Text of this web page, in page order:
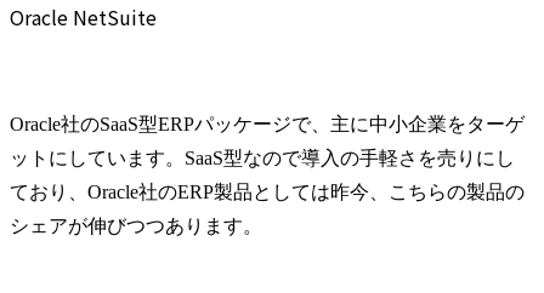
Oracle NetSuite
Oracle社のSaaS型ERPパッケージで、主に中小企業をターゲ
ットにしています。SaaS型なので導入の手軽さを売りにし
ており、Oracle社のERP製品としては昨今、こちらの製品の
シェアが伸びつつあります。